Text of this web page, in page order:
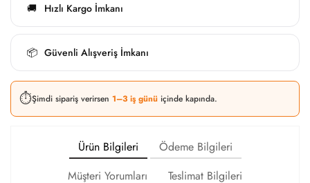
🚚 Hızlı Kargo İmkanı
📦 Güvenli Alışveriş İmkanı
⏱️Şimdi sipariş verirsen 1–3 iş günü içinde kapında.
Ürün Bilgileri
Ödeme Bilgileri
Müşteri Yorumları
Teslimat Bilgileri